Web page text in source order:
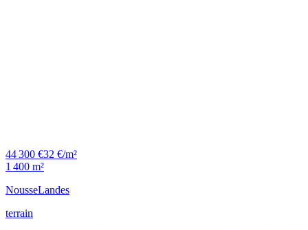
44 300 €32 €/m²
1 400 m²
NousseLandes
terrain